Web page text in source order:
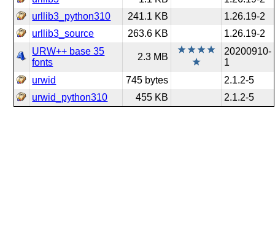
urllib3_python310
241.1 KB
1.26.19-2
urllib3_source
263.6 KB
1.26.19-2
URW++ base 35
fonts
2.3 MB
20200910-
1
urwid
745 bytes
2.1.2-5
urwid_python310
455 KB 2.1.2-5